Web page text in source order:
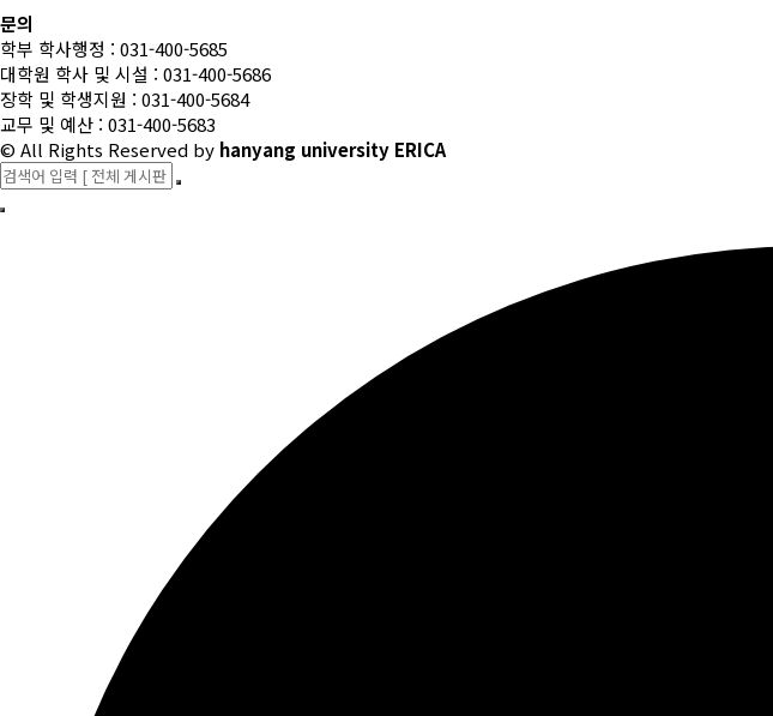
문의
학부 학사행정 : 031-400-5685
대학원 학사 및 시설 : 031-400-5686
장학 및 학생지원 : 031-400-5684
교무 및 예산 : 031-400-5683
© All Rights Reserved by hanyang university ERICA